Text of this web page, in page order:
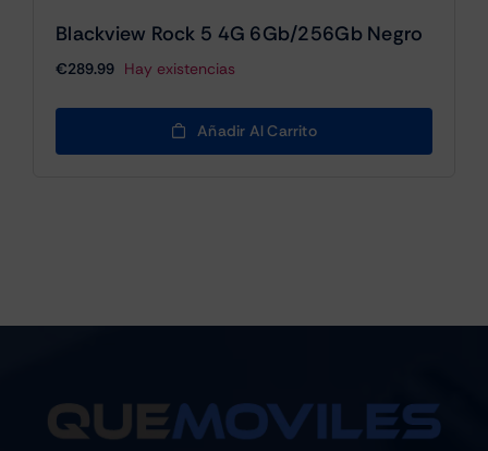
Blackview Rock 5 4G 6Gb/256Gb Negro
€289.99 Hay existencias
Añadir Al Carrito